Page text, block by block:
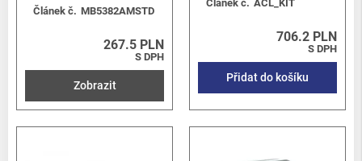
Článek č. MB5382AMSTD
267.5 PLN
S DPH
Zobrazit
Článek č. ACL_KIT
706.2 PLN
S DPH
Přidat do košíku